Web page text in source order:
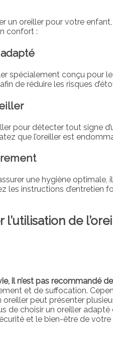
un oreiller pour votre
confort :
spécialement conçu pour
de réduire les risques
pour détecter tout signe
que l’oreiller est
une hygiène
les instructions d’entretien
l’utilisation de
il n’est pas recommandé
et de suffocation.
oreiller peut présenter
de choisir un oreiller
et le bien-être de